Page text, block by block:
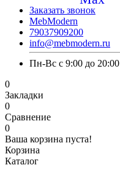
Заказать звонок
MebModern
79037909200
info@mebmodern.ru
Пн-Вс с 9:00 до 20:00
0
Закладки
0
Сравнение
0
Ваша корзина пуста!
Корзина
Каталог